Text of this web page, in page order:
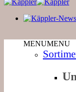
MENUMENU